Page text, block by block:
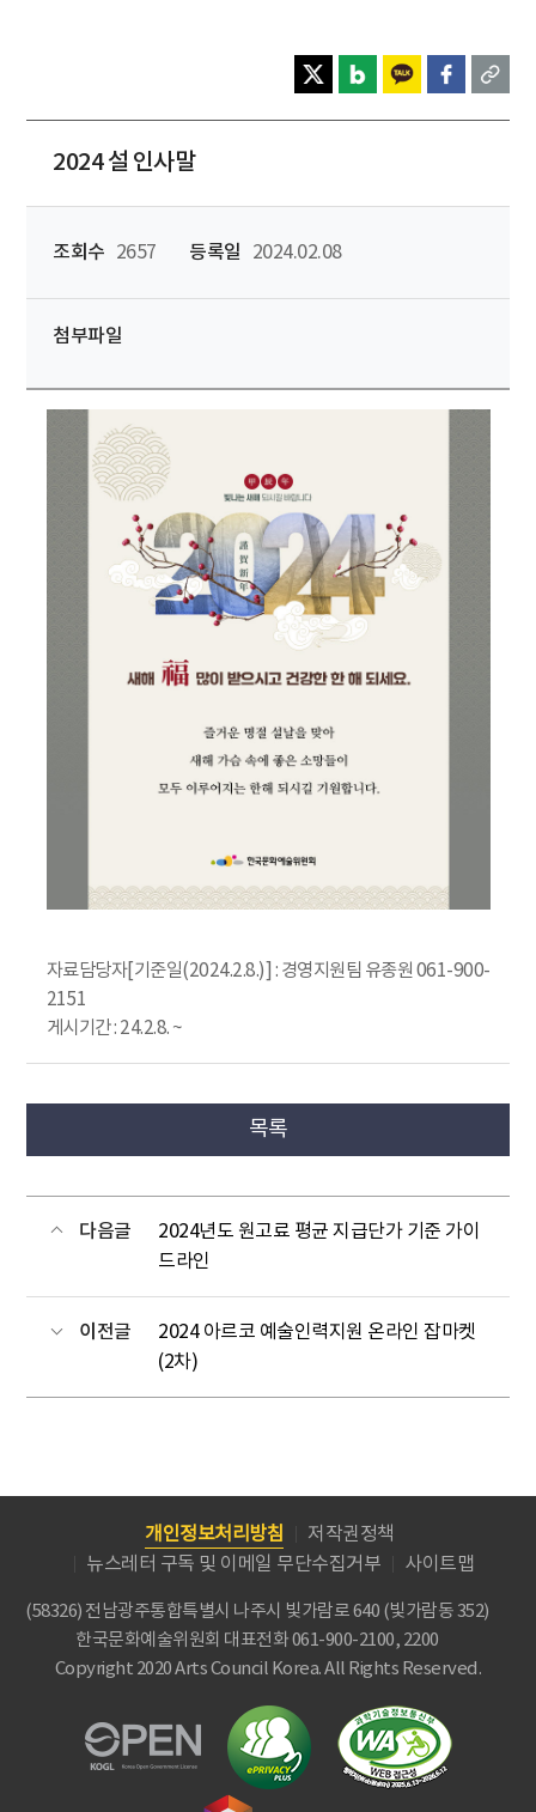
2024 설 인사말
조회수 2657 등록일 2024.02.08
첨부파일
자료담당자[기준일(2024.2.8.)] : 경영지원팀 유종원 061-900-
2151
게시기간 : 24.2.8. ~
목록
다음글
2024년도 원고료 평균 지급단가 기준 가이
드라인
이전글
2024 아르코 예술인력지원 온라인 잡마켓
(2차)
개인정보처리방침
저작권정책
뉴스레터 구독 및 이메일 무단수집거부
사이트맵
(58326) 전남광주통합특별시 나주시 빛가람로 640 (빛가람동 352)
한국문화예술위원회 대표전화 061-900-2100, 2200
Copyright 2020 Arts Council Korea. All Rights Reserved.